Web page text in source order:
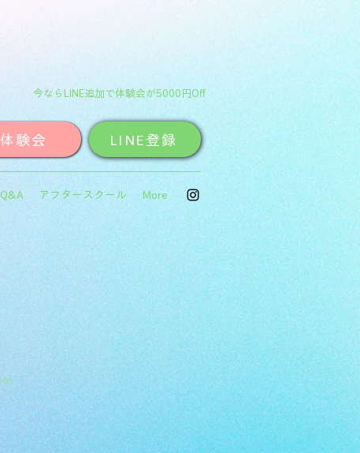
今ならLINE追加で体験会が5000円Off
体験会 LINE登録
Q&A アフタースクール More